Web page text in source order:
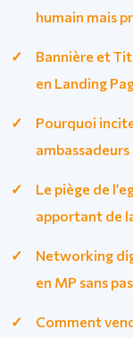
humain mais
Bannière et
en Landing
Pourquoi
Le piège de
apportant de
Networking
en MP sans
Comment